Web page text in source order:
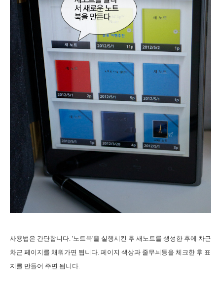
사용법은 간단합니다. '노트북'을 실행시킨 후 새노트를 생성한 후에 차근
차근 페이지를 채워가면 됩니다. 페이지 색상과 줄무늬등을 체크한 후 표
지를 만들어 주면 됩니다.